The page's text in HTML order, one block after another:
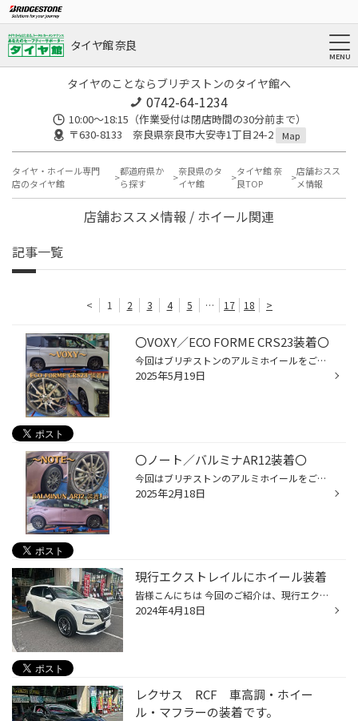
タイヤ館 奈良
タイヤのことならブリヂストンのタイヤ館へ
0742-64-1234
10:00～18:15（作業受付は閉店時間の30分前まで）
〒630-8133 奈良県奈良市大安寺1丁目24-2
Map
タイヤ・ホイール専門
店のタイヤ館
都道府県か
ら探す
奈良県のタ
イヤ館
タイヤ館 奈
良TOP
店舗おスス
メ情報
店舗おススメ情報 / ホイール関連
記事一覧
< 1 2 3 4 5 … 17 18 >
〇VOXY／ECO FORME CRS23装着〇
今回はブリヂストンのアルミホイールをご紹介♪ 車種：VOXY(90系) 商品：ECO FORME CRS23(17X70 5/114 45) サイズは純正サイズにてホイールのみの交換、 またトヨタの純正平座ナットに対応していますので ナットの交換も必要ありません！ お気軽に足元のイメージをチェンジすることが出来ます(^^♪ カ...
2025年5月19日
〇ノート／バルミナAR12装着〇
今回はブリヂストンのアルミホイールをご紹介！ 車種：ノート 商品：BALMINUM AR12(16x60 4/100 50) 今回、お選びいただいたBALMINUM バルミナシリーズは 安全性の追求を基本コンセプトに 幅広い車種に対応している ブリヂストンのベーシックアルミホイールブランドになります(^_-)-☆ ホイールの詳...
2025年2月18日
現行エクストレイルにホイール装着
皆様こんにちは 今回のご紹介は、現行エクストレイル オーテックのお客様に ウェッズさんのマーベリックの装着です。 オーテックバージョンになるとバンパー周り等とホイールが20インチが標準なんですね 今回は、タイヤはそのままでホイールのみ交換させて頂いています！ ホイールの方は、ウェッズ...
2024年4月18日
レクサス RCF 車高調・ホイー
ル・マフラーの装着です。